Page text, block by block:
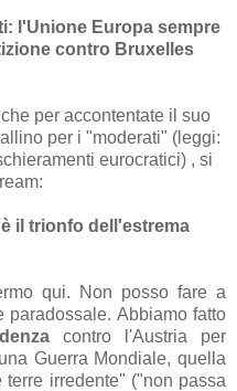
l'Unione Europa sempre
contro Bruxelles
per accontentate il suo
per i "moderati" (leggi:
eurocratici) , si
il trionfo dell'estrema
qui. Non posso fare a
paradossale. Abbiamo fatto
contro l'Austria per
Guerra Mondiale, quella
irredente" ("non passa